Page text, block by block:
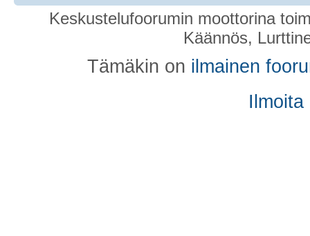
Keskustelufoorumin moottorina
Käännös,
Tämäkin on ilmainen